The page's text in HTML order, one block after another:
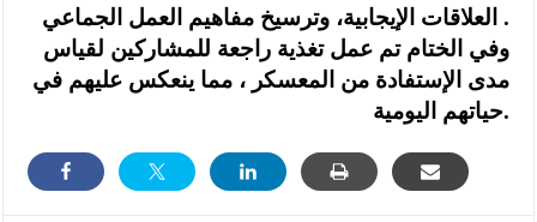
العلاقات الإيجابية، وترسيخ مفاهيم العمل الجماعي .
وفي الختام تم عمل تغذية راجعة للمشاركين لقياس
مدى الإستفادة من المعسكر ، مما ينعكس عليهم في
حياتهم اليومية.